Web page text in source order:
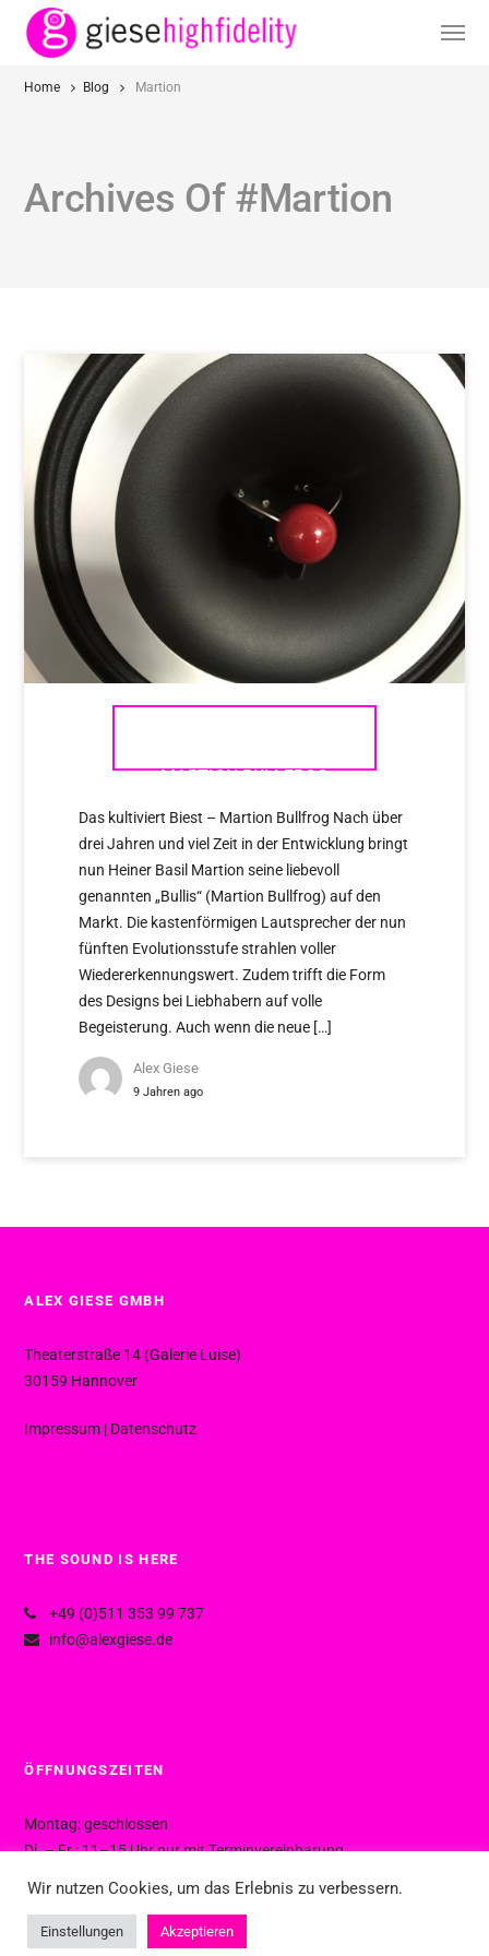
Home Blog Martion
Archives Of #Martion
MARTION BULLFROG
Das kultiviert Biest – Martion Bullfrog Nach über
drei Jahren und viel Zeit in der Entwicklung bringt
nun Heiner Basil Martion seine liebevoll
genannten „Bullis“ (Martion Bullfrog) auf den
Markt. Die kastenförmigen Lautsprecher der nun
fünften Evolutionsstufe strahlen voller
Wiedererkennungswert. Zudem trifft die Form
des Designs bei Liebhabern auf volle
Begeisterung. Auch wenn die neue […]
Alex Giese
9 Jahren ago
ALEX GIESE GMBH
Theaterstraße 14 (Galerie Luise)
30159 Hannover
Impressum | Datenschutz
THE SOUND IS HERE
+49 (0)511 353 99 737
info@alexgiese.de
ÖFFNUNGSZEITEN
Montag: geschlossen
Di. – Fr.: 11–15 Uhr nur mit Terminvereinbarung
Di. – Fr.: 15–19 Uhr ohne Termin
Wir nutzen Cookies, um das Erlebnis zu verbessern.
Einstellungen Akzeptieren